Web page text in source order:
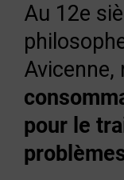
Au 12e
Avicenne,
pour le